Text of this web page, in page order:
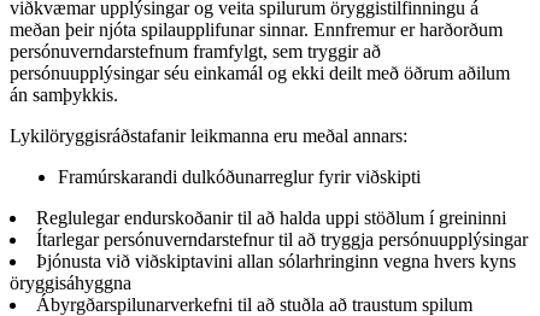
viðkvæmar upplýsingar og veita spilurum öryggistilfinningu á
meðan þeir njóta spilaupplifunar sinnar. Ennfremur er harðorðum
persónuverndarstefnum framfylgt, sem tryggir að
persónuupplýsingar séu einkamál og ekki deilt með öðrum aðilum
án samþykkis.
Lykilöryggisráðstafanir leikmanna eru meðal annars:
Framúrskarandi dulkóðunarreglur fyrir viðskipti
Reglulegar endurskoðanir til að halda uppi stöðlum í greininni
Ítarlegar persónuverndarstefnur til að tryggja persónuupplýsingar
Þjónusta við viðskiptavini allan sólarhringinn vegna hvers kyns
öryggisáhyggna
Ábyrgðarspilunarverkefni til að stuðla að traustum spilum